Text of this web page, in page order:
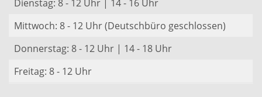
Dienstag: 8 - 12 Uhr | 14 - 16 Uhr
Mittwoch: 8 - 12 Uhr (Deutschbüro geschlossen)
Donnerstag: 8 - 12 Uhr | 14 - 18 Uhr
Freitag: 8 - 12 Uhr